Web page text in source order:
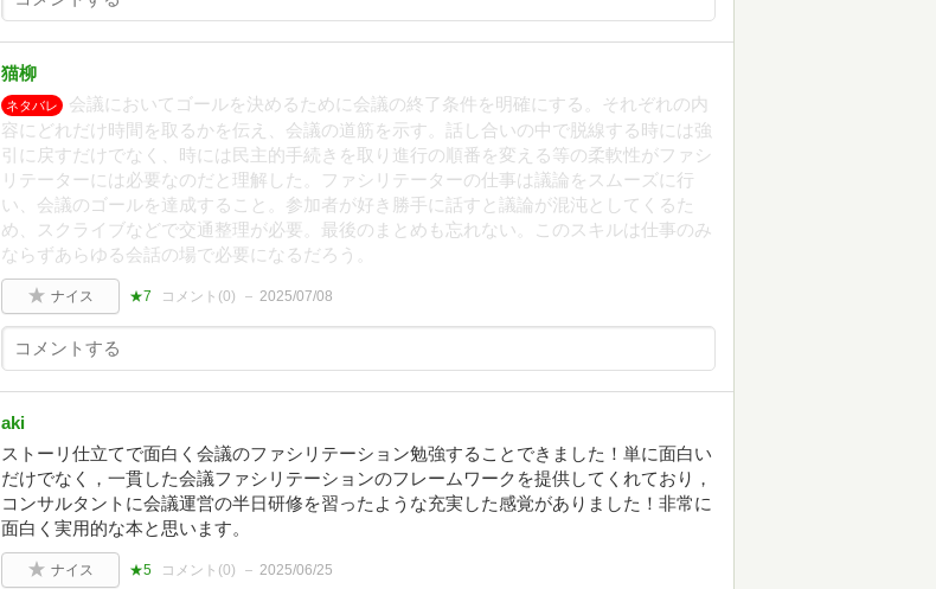
猫柳
ネタバレ
会議においてゴールを決めるために会議の終了条件を明確にする。それぞれの内
容にどれだけ時間を取るかを伝え、会議の道筋を示す。話し合いの中で脱線する時には強
引に戻すだけでなく、時には民主的手続きを取り進行の順番を変える等の柔軟性がファシ
リテーターには必要なのだと理解した。ファシリテーターの仕事は議論をスムーズに行
い、会議のゴールを達成すること。参加者が好き勝手に話すと議論が混沌としてくるた
め、スクライブなどで交通整理が必要。最後のまとめも忘れない。このスキルは仕事のみ
ならずあらゆる会話の場で必要になるだろう。
ナイス ★7 コメント(0) 2025/07/08
aki
ストーリ仕立てで面白く会議のファシリテーション勉強することできました！単に面白い
だけでなく，一貫した会議ファシリテーションのフレームワークを提供してくれており，
コンサルタントに会議運営の半日研修を習ったような充実した感覚がありました！非常に
面白く実用的な本と思います。
ナイス ★5 コメント(0) 2025/06/25